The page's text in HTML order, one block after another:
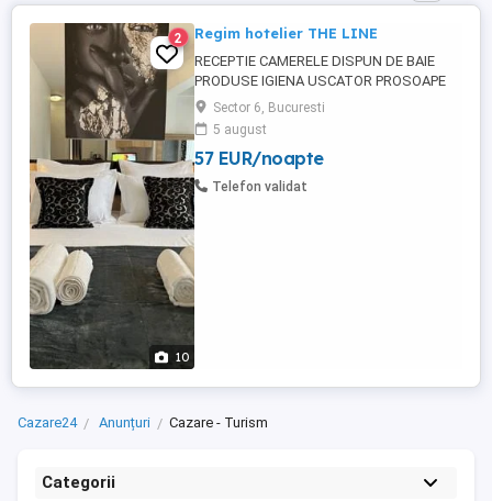
10
2 Regim hotelier THE LINE
RECEPTIE CAMERELE DISPUN DE BAIE
PRODUSE IGIENA USCATOR PROSOAPE
PATURI DUBLE CU LENJERIE SI PERNE TV
LED AER CONDITIONAT WIFI +INTERNET
GRATUIT FRIGIDER FIERBATOR APA +CEAI
OPTIONAL MIC DEJUN -PRANZ-CINA
TERASA EXTERIOARA SE SEVESC CAFELE
Sector 6, Bucuresti
5 august
57 EUR/noapte
Telefon validat
Cazare24 Anunțuri Cazare - Turism
Categorii